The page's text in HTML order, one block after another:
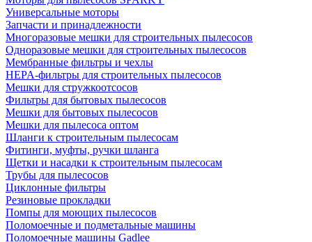
Универсальные моторы
Запчасти и принадлежности
Многоразовые мешки для строительных пылесосов
Одноразовые мешки для строительных пылесосов
Мембранные фильтры и чехлы
HEPA-фильтры для строительных пылесосов
Мешки для стружкоотсосов
Фильтры для бытовых пылесосов
Мешки для бытовых пылесосов
Мешки для пылесоса оптом
Шланги к строительным пылесосам
Фитинги, муфты, ручки шланга
Щетки и насадки к строительным пылесосам
Трубы для пылесосов
Циклонные фильтры
Резиновые прокладки
Помпы для моющих пылесосов
Поломоечные и подметальные машины
Поломоечные машины Gadlee